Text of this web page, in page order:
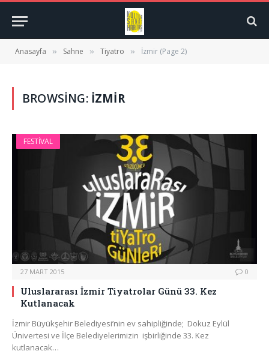
Anasayfa » Sahne » Tiyatro » İzmir (Page 2)
BROWSING: İZMIR
FESTIVAL
27 MART 2015 0
Uluslararası İzmir Tiyatrolar Günü 33. Kez
Kutlanacak
İzmir Büyükşehir Belediyesi’nin ev sahipliğinde; Dokuz Eylül
Ünivertesi ve İlçe Belediyelerimizin işbirliğinde 33. Kez
kutlanacak…